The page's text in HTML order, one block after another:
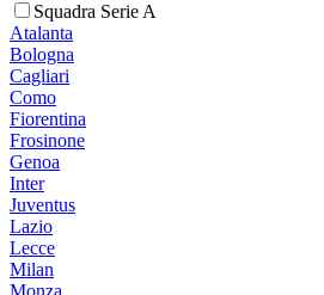
Squadra Serie A
Atalanta
Bologna
Cagliari
Como
Fiorentina
Frosinone
Genoa
Inter
Juventus
Lazio
Lecce
Milan